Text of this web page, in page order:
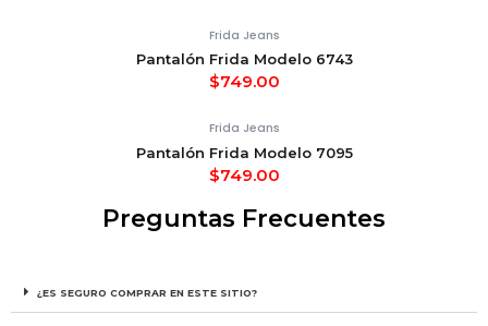
Frida Jeans
Pantalón Frida Modelo 6743
$749.00
Frida Jeans
Pantalón Frida Modelo 7095
$749.00
Preguntas Frecuentes
¿ES SEGURO COMPRAR EN ESTE SITIO?